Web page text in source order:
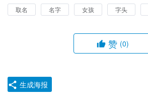
取名 名字 女孩 字头
赞 (0)
生成海报